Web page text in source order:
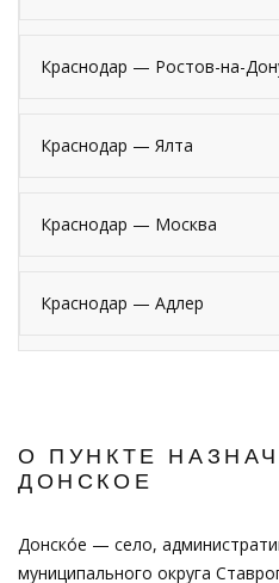
Краснодар — Ростов-на-
Краснодар — Ялта
Краснодар — Москва
Краснодар — Адлер
О ПУНКТЕ
ДОНСКОЕ
Донско́е — село,
муниципального округа